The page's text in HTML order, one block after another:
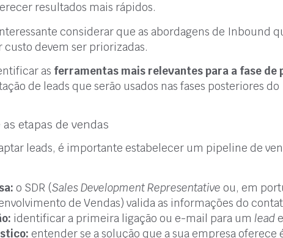
resultados mais rápidos.
considerar que as abordagens de Inbound
custo devem ser priorizadas.
as ferramentas mais relevantes para a fase de
de leads que serão usados nas fases posteriores
etapas de vendas
leads, é importante estabelecer um pipeline de
o SDR (Sales Development Representative ou, em
de Vendas) valida as informações do
identificar a primeira ligação ou e-mail para um lead
entender se a solução que a sua empresa oferece